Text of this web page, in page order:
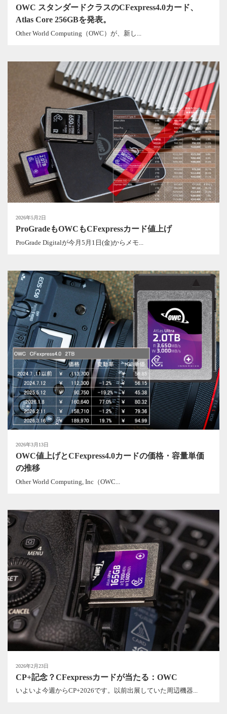
OWC スタンダードクラスのCFexpress4.0カード、
Atlas Core 256GBを発表。
Other World Computing（OWC）が、新し...
2026年5月2日
ProGradeもOWCもCFexpressカード値上げ
ProGrade Digitalが今月5月1日(金)からメモ...
2026年3月13日
OWC値上げとCFexpress4.0カードの価格・容量単価
の推移
Other World Computing, Inc（OWC...
2026年2月23日
CP+記念？CFexpressカードが当たる：OWC
いよいよ今週からCP+2026です。以前出展していた周辺機器...